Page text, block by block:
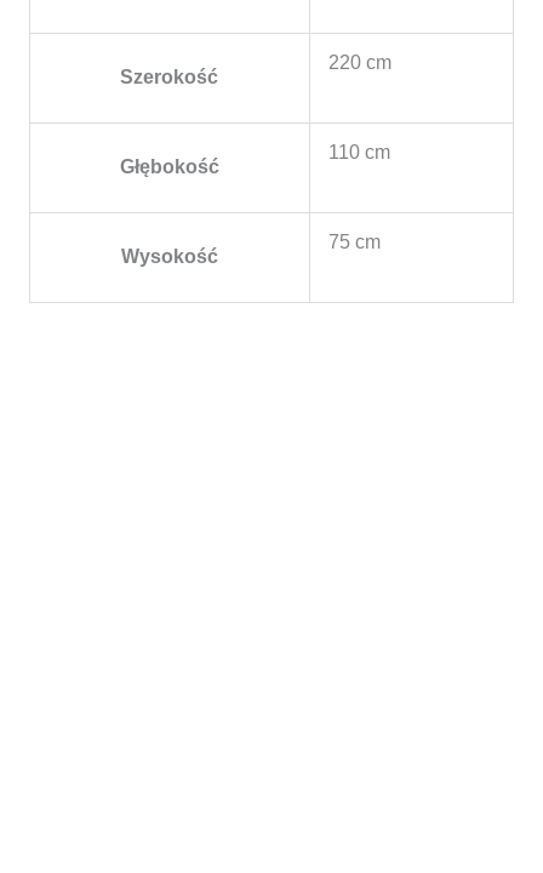
Szerokość
220 cm
Głębokość
110 cm
Wysokość
75 cm